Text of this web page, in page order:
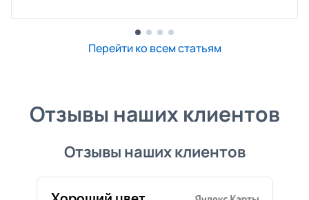
Перейти ко всем статьям
Отзывы наших клиентов
Отзывы наших клиентов